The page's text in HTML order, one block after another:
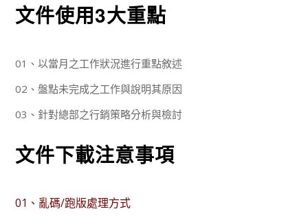
文件使用3大重點
01、以當月之工作狀況進行重點敘述
02、盤點未完成之工作與說明其原因
03、針對總部之行銷策略分析與檢討
文件下載注意事項
01、亂碼/跑版處理方式